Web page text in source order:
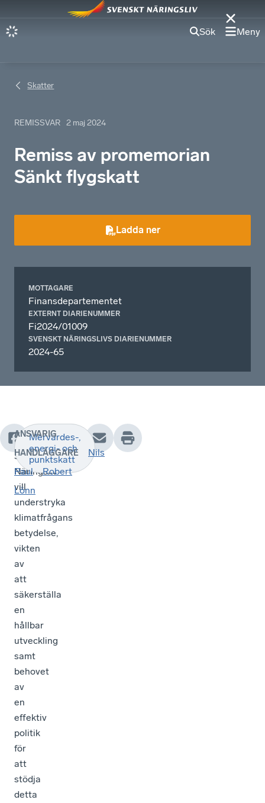
Sök Meny
Skatter
REMISSVAR 2 maj 2024
Remiss av promemorian
Sänkt flygskatt
Ladda ner
MOTTAGARE
Finansdepartementet
EXTERNT DIARIENUMMER
Fi2024/01009
SVENSKT NÄRINGSLIVS DIARIENUMMER
2024-65
•
Svenskt
Näringsliv
vill
understryka
klimatfrågans
betydelse,
vikten
av
att
säkerställa
en
hållbar
utveckling
samt
behovet
av
en
effektiv
politik
för
att
stödja
detta
Mervärdes-,
energi- och
punktskatt
ANSVARIG
HANDLÄGGARE
Nils
Paul
Robert
Lönn